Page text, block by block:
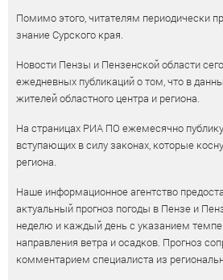
Помимо этого, читателям периодически
знание Сурского края.
Новости Пензы и Пензенской области
ежедневных публикаций о том, что в
жителей областного центра и региона.
На страницах РИА ПО ежемесячно
вступающих в силу законах, которые
региона.
Наше информационное агентство
актуальный прогноз погоды в Пензе и
неделю и каждый день с указанием
направления ветра и осадков. Прогноз
комментарием специалиста из